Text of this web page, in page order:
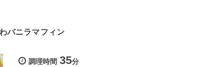
バニラマフィン
調理時間 35分